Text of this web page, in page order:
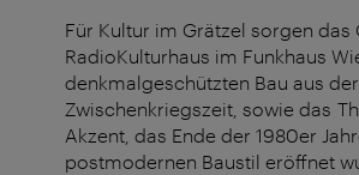
Für Kultur im Grätzel sorgen das
RadioKulturhaus im Funkhaus
denkmalgeschützten Bau aus der
Zwischenkriegszeit, sowie das
Akzent, das Ende der 1980er
postmodernen Baustil eröffnet